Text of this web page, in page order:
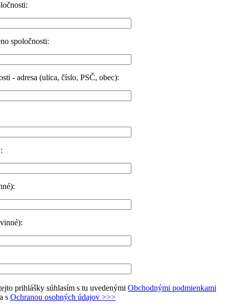
spoločnosti:
- adresa (ulica, číslo, PSČ, obec):
prihlášky súhlasím s tu uvedenými Obchodnými podmienkami
s Ochranou osobných údajov >>>